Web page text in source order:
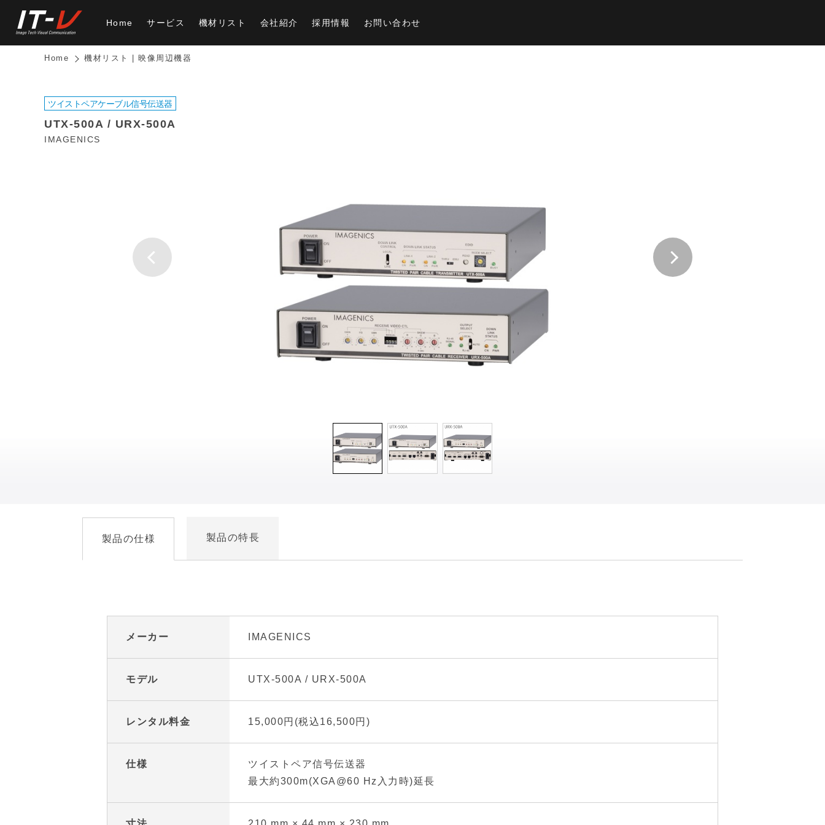
Home サービス 機材リスト 会社紹介 採用情報 お問い合わせ
Home 機材リスト | 映像周辺機器
ツイストペアケーブル信号伝送器
UTX-500A / URX-500A
IMAGENICS
製品の仕様
メーカー IMAGENICS
モデル UTX-500A / URX-500A
レンタル料金 15,000円(税込16,500円)
仕様
ツイストペア信号伝送器
最大約300m(XGA@60 Hz入力時)延長
製品の特長